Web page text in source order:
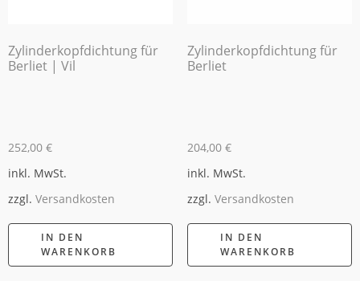
Zylinderkopfdichtung für
Berliet | Vil
252,00 €
inkl. MwSt.
zzgl. Versandkosten
IN DEN
WARENKORB
Zylinderkopfdichtung für
Berliet
204,00 €
inkl. MwSt.
zzgl. Versandkosten
IN DEN
WARENKORB